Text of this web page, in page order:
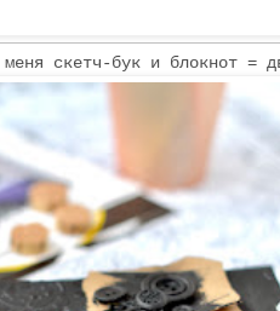
меня скетч-бук и блокнот =